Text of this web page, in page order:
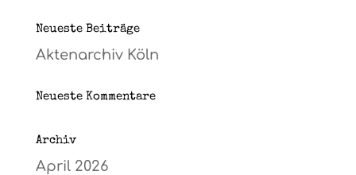
Neueste Beiträge
Aktenarchiv Köln
Neueste Kommentare
Archiv
April 2026